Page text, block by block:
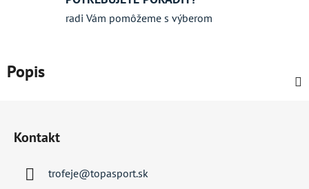
radi Vám pomôžeme s výberom
Popis
Kontakt
trofeje@topasport.sk